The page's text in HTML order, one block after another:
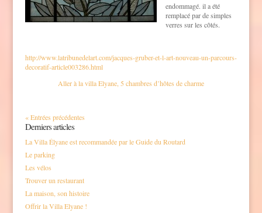
endommagé. il a été
remplacé par de simples
verres sur les côtés.
http://www.latribunedelart.com/jacques-gruber-et-l-art-nouveau-un-parcours-
decoratif-article003286.html
Aller à la villa Elyane, 5 chambres d’hôtes de charme
« Entrées précédentes
Derniers articles
La Villa Élyane est recommandée par le Guide du Routard
Le parking
Les vélos
Trouver un restaurant
La maison, son histoire
Offrir la Villa Elyane !